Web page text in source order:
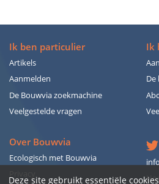
Ik ben particulier
Artikels
Aanmelden
De Bouwvia zoekmachine
Veelgestelde vragen
Ik
De
Over Bouwvia
Ecologisch met Bouwvia
Deze site gebruikt essentiële